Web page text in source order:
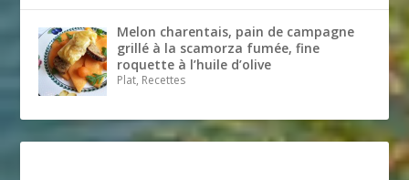
Melon charentais, pain de campagne
grillé à la scamorza fumée, fine
roquette à l’huile d’olive
Plat, Recettes